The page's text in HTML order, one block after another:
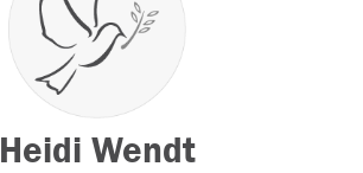
Heidi Wendt